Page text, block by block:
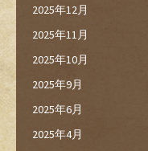
2025年12月
2025年11月
2025年10月
2025年9月
2025年6月
2025年4月